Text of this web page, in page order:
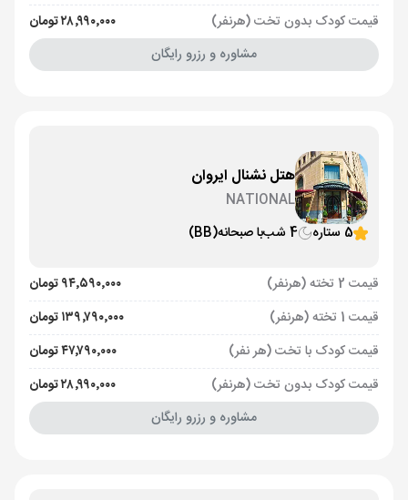
قیمت کودک بدون تخت (هرنفر)
۲۸٬۹۹۰٬۰۰۰ تومان
مشاوره و رزرو رایگان
هتل نشنال ایروان
NATIONAL
5 ستاره
4 شب با صبحانه(BB)
قیمت 2 تخته (هرنفر)
۹۴٬۵۹۰٬۰۰۰ تومان
قیمت 1 تخته (هرنفر)
۱۳۹٬۷۹۰٬۰۰۰ تومان
قیمت کودک با تخت (هر نفر)
۴۷٬۷۹۰٬۰۰۰ تومان
قیمت کودک بدون تخت (هرنفر)
۲۸٬۹۹۰٬۰۰۰ تومان
مشاوره و رزرو رایگان